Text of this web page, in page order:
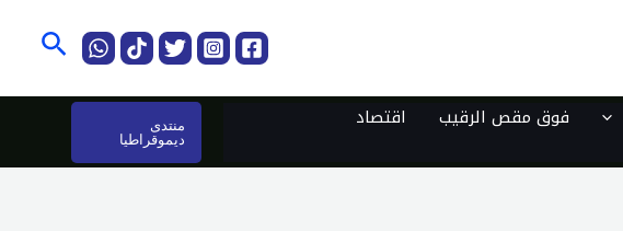
فوق مقص الرقيب
اقتصاد
منتدى
ديموقراطيا